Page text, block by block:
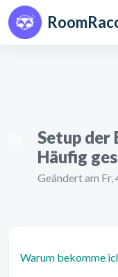
Zum hauptsächlichen
Setup der
Häufig
Geändert am
Warum bekomme